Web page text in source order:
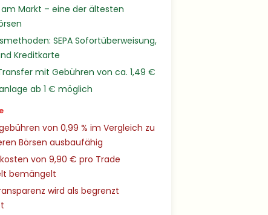
am Markt – eine der ältesten
SEPA Sofortüberweisung,
Kreditkarte
mit Gebühren von ca. 1,49 €
ab 1 € möglich
von 0,99 % im Vergleich zu
Börsen ausbaufähig
von 9,90 € pro Trade
bemängelt
wird als begrenzt